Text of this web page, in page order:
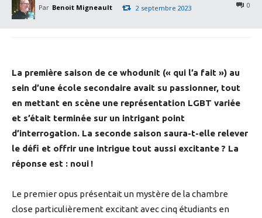
Par Benoit Migneault 0
2 septembre 2023
La première saison de ce whodunit (« qui l’a fait ») au
sein d’une école secondaire avait su passionner, tout
en mettant en scène une représentation LGBT variée
et s’était terminée sur un intrigant point
d’interrogation. La seconde saison saura-t-elle relever
le défi et offrir une intrigue tout aussi excitante ? La
réponse est : noui !
Le premier opus présentait un mystère de la chambre
close particulièrement excitant avec cinq étudiants en